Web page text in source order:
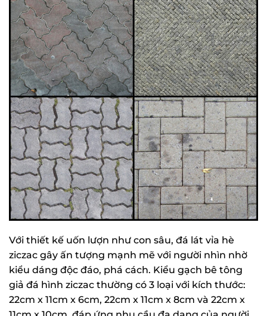
Với thiết kế uốn lượn như con sâu, đá lát vỉa hè
ziczac gây ấn tượng mạnh mẽ với người nhìn nhờ
kiểu dáng độc đáo, phá cách. Kiểu gạch bê tông
giả đá hình ziczac thường có 3 loại với kích thước:
22cm x 11cm x 6cm, 22cm x 11cm x 8cm và 22cm x